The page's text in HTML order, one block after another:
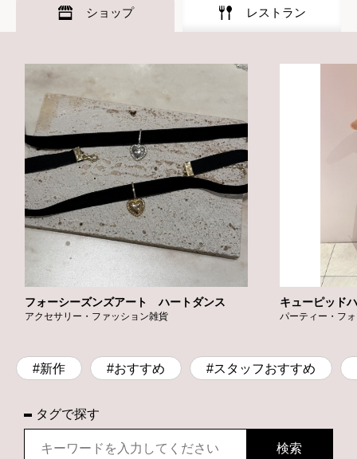
ショップ レストラン
フォーシーズンズアート ハートダンス
アクセサリー・ファッション雑貨
キューピッド
パーティー・フ
#新作 #おすすめ #スタッフおすすめ
タグで探す